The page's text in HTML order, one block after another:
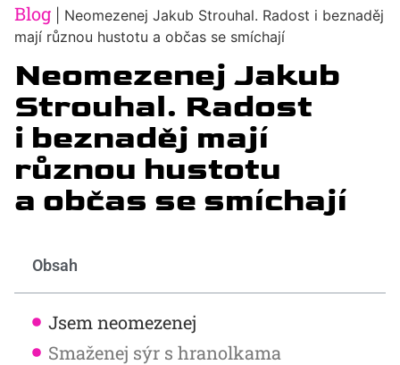
Blog
Neomezenej Jakub Strouhal. Radost i beznaděj
mají různou hustotu a občas se smíchají
Neomezenej Jakub
Strouhal. Radost
i beznaděj mají
různou hustotu
a občas se smíchají
Obsah
Jsem neomezenej
Smaženej sýr s hranolkama